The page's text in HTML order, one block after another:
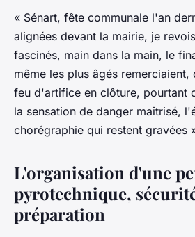
« Sénart, fête communale l'an
alignées devant la mairie, je
fascinés, main dans la main, le
même les plus âgés
feu d'artifice en clôture, pourtant
la sensation de danger maîtrisé,
chorégraphie qui restent gravées
L'organisation d'une
pyrotechnique,
préparation